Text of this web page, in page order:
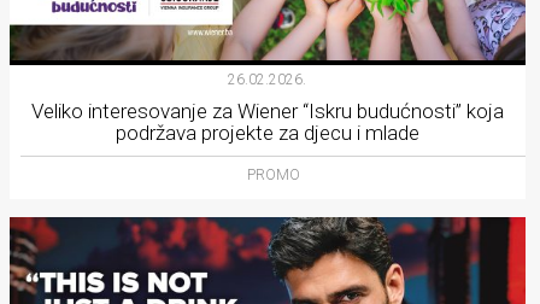
26.02.2026.
Veliko interesovanje za Wiener “Iskru budućnosti” koja
podržava projekte za djecu i mlade
PROMO